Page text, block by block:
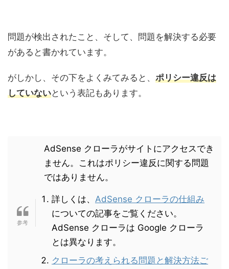
問題が検出されたこと、そして、問題を解決する必要
があると書かれています。
がしかし、その下をよくみてみると、 ポリシー違反は
していないという表記もあります。
AdSense クローラがサイトにアクセスでき
ません。これはポリシー違反に関する問題
ではありません。
詳しくは、 AdSense クローラの仕組み
についての記事をご覧ください。
AdSense クローラは Google クローラ
とは異なります。
クローラの考えられる問題と解決方法ご